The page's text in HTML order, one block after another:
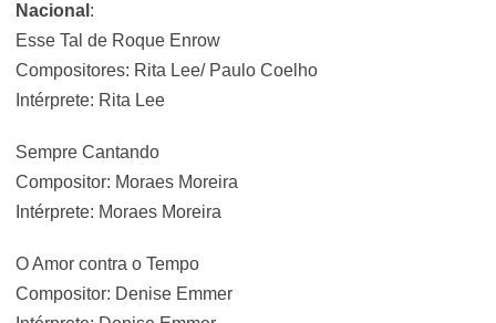
Nacional :
Esse Tal de Roque Enrow
Compositores: Rita Lee/ Paulo Coelho
Intérprete: Rita Lee
Sempre Cantando
Compositor: Moraes Moreira
Intérprete: Moraes Moreira
O Amor contra o Tempo
Compositor: Denise Emmer